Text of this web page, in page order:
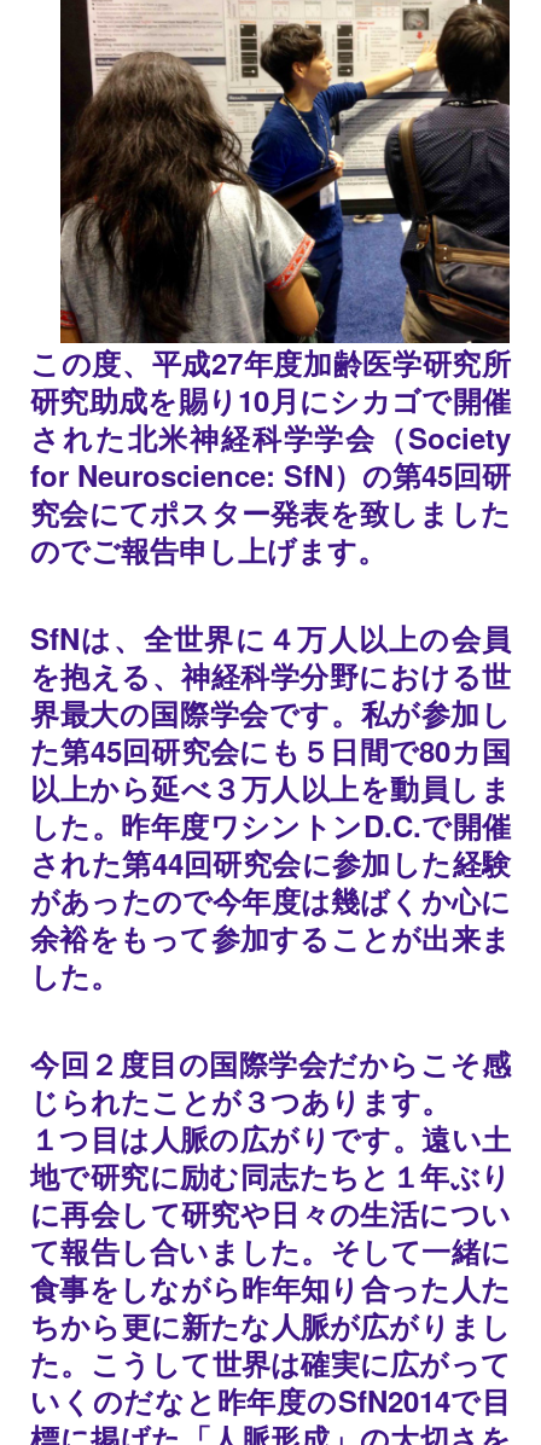
この度、平成27年度加齢医学研究所
研究助成を賜り10月にシカゴで開催
された北米神経科学学会（Society
for Neuroscience: SfN）の第45回研
究会にてポスター発表を致しました
のでご報告申し上げます。
SfNは、全世界に４万人以上の会員
を抱える、神経科学分野における世
界最大の国際学会です。私が参加し
た第45回研究会にも５日間で80カ国
以上から延べ３万人以上を動員しま
した。昨年度ワシントンD.C.で開催
された第44回研究会に参加した経験
があったので今年度は幾ばくか心に
余裕をもって参加することが出来ま
した。
今回２度目の国際学会だからこそ感
じられたことが３つあります。
１つ目は人脈の広がりです。遠い土
地で研究に励む同志たちと１年ぶり
に再会して研究や日々の生活につい
て報告し合いました。そして一緒に
食事をしながら昨年知り合った人た
ちから更に新たな人脈が広がりまし
た。こうして世界は確実に広がって
いくのだなと昨年度のSfN2014で目